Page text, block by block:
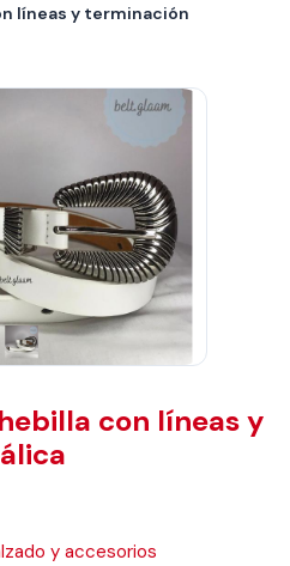
líneas y terminación
con líneas y
y accesorios